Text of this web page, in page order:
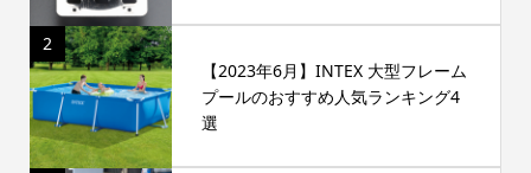
2
【2023年6月】INTEX 大型フレーム
プールのおすすめ人気ランキング4
選